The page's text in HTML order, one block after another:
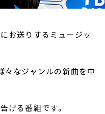
お送りするミュージッ
々なジャンルの新曲を中
げる番組です。